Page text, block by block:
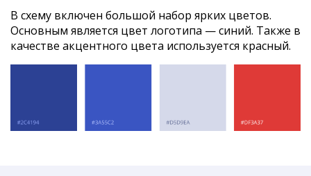
В схему включен большой набор ярких цветов.
Основным является цвет логотипа — синий. Также в
качестве акцентного цвета используется красный.